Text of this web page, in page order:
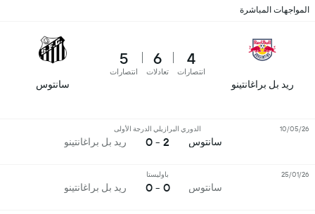
المواجهات المباشرة
ريد بل براغانتينو
4
انتصارات
6
تعادلات
5
انتصارات
سانتوس
سانتوس
الدوري البرازيلي الدرجة الأولى
2 - 0 ريد بل براغانتينو
10/05/26
سانتوس
باوليستا
0 - 0 ريد بل براغانتينو
25/01/26